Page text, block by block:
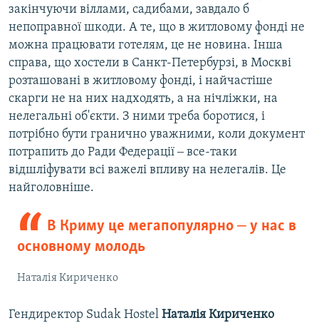
закінчуючи віллами, садибами, завдало б
непоправної шкоди. А те, що в житловому фонді не
можна працювати готелям, це не новина. Інша
справа, що хостели в Санкт-Петербурзі, в Москві
розташовані в житловому фонді, і найчастіше
скарги не на них надходять, а на нічліжки, на
нелегальні об'єкти. З ними треба боротися, і
потрібно бути гранично уважними, коли документ
потрапить до Ради Федерації ‒ все-таки
відшліфувати всі важелі впливу на нелегалів. Це
найголовніше.
В Криму це мегапопулярно ‒ у нас в
основному молодь
Наталія Кириченко
Гендиректор Sudak Hostel Наталія Кириченко